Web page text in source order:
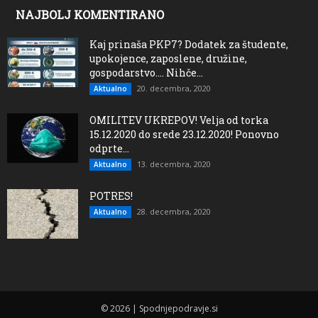
NAJBOLJ KOMENTIRANO
Kaj prinaša PKP7? Dodatek za študente,
upokojence, zaposlene, družine,
gospodarstvo…. Nihče...
Aktualno 20. decembra, 2020
OMILITEV UKREPOV! Velja od torka
15.12.2020 do srede 23.12.2020! Ponovno
odprte...
Aktualno 13. decembra, 2020
POTRES!
Aktualno 28. decembra, 2020
© 2026 | Spodnjepodravje.si